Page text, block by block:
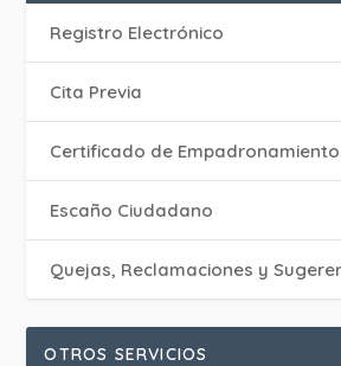
Registro Electrónico
Cita Previa
Certificado de Empadronamiento
Escaño Ciudadano
Quejas, Reclamaciones y
OTROS SERVICIOS